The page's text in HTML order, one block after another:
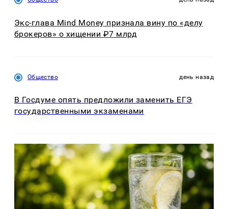
Экс-глава Mind Money признала вину по «делу
брокеров» о хищении ₽7 млрд
Общество день назад
В Госдуме опять предложили заменить ЕГЭ
государственными экзаменами